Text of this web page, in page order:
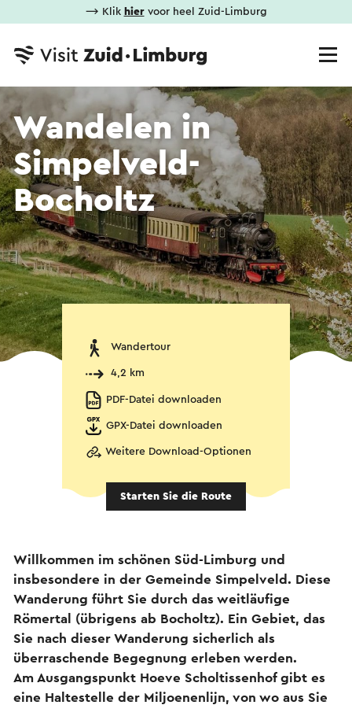
⟶ Klik hiervoor heel Zuid-Limburg
Wandelen in
Simpelveld-
Bocholtz
Wandertour
4,2 km
PDF-Datei downloaden
GPX-Datei downloaden
Weitere Download-Optionen
Starten Sie die Route
Willkommen im schönen Süd-Limburg und
insbesondere in der Gemeinde Simpelveld. Diese
Wanderung führt Sie durch das weitläufige
Römertal (übrigens ab Bocholtz). Ein Gebiet, das
Sie nach dieser Wanderung sicherlich als
überraschende Begegnung erleben werden.
Am Ausgangspunkt Hoeve Scholtissenhof gibt es
eine Haltestelle der Miljoenenlijn, von wo aus Sie